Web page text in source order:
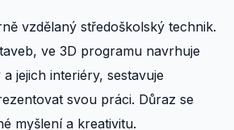
vzdělaný středoškolský technik.
ve 3D programu navrhuje
jejich interiéry, sestavuje
svou práci. Důraz se
myšlení a kreativitu.